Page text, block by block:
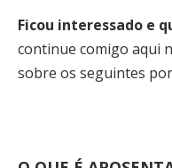
Ficou interessado e
continue comigo aqui
sobre os seguintes